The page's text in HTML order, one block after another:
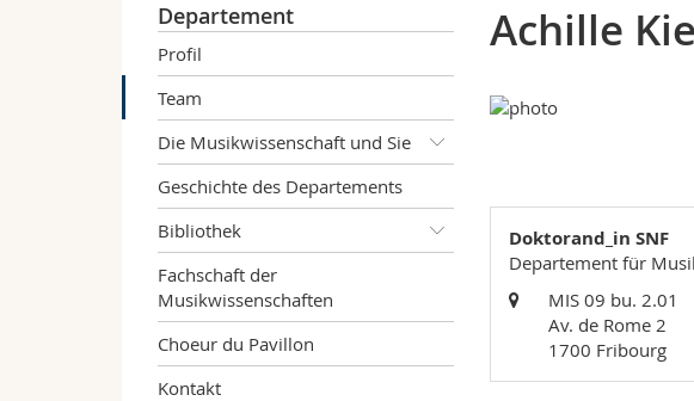
Departement
Profil
Team
Die Musikwissenschaft und Sie
Geschichte des Departements
Bibliothek
Fachschaft der
Musikwissenschaften
Choeur du Pavillon
Kontakt
Achille
Doktorand_in SNF
Departement für
MIS 09 bu. 2.01
Av. de Rome 2
1700 Fribourg